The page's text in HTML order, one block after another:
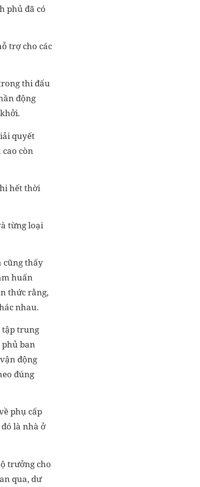
phủ đã có
trợ cho các
thi đấu
động
quyết
còn
hết thời
từng loại
cũng thấy
huấn
thức rằng,
nhau.
tập trung
phủ ban
động
đúng
phụ cấp
là nhà ở
trưởng cho
qua, dư